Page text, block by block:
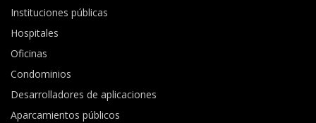
Instituciones públicas
Hospitales
Oficinas
Condominios
Desarrolladores de aplicaciones
Aparcamientos públicos